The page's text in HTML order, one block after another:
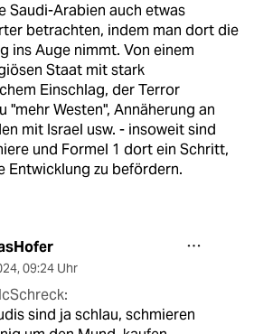
Saudi-Arabien auch etwas
betrachten, indem man dort die
ins Auge nimmt. Von einem
Staat mit stark
Einschlag, der Terror
"mehr Westen", Annäherung an
mit Israel usw. - insoweit sind
und Formel 1 dort ein Schritt,
Entwicklung zu befördern.
, 09:24 Uhr
sind ja schlau, schmieren